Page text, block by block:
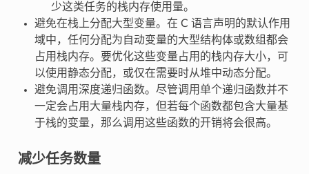
少这类任务的栈内存使用量。
避免在栈上分配大型变量。在 C 语言声明的默认作用
域中，任何分配为自动变量的大型结构体或数组都会
占用栈内存。要优化这些变量占用的栈内存大小，可
以使用静态分配，或仅在需要时从堆中动态分配。
避免调用深度递归函数。尽管调用单个递归函数并不
一定会占用大量栈内存，但若每个函数都包含大量基
于栈的变量，那么调用这些函数的开销将会很高。
减少任务数量